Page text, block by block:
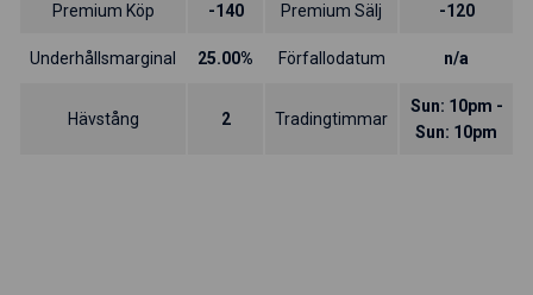
Premium Köp -140 Premium Sälj -120
Underhållsmarginal 25.00% Förfallodatum n/a
Hävstång 2 Tradingtimmar
Sun: 10pm -
Sun: 10pm